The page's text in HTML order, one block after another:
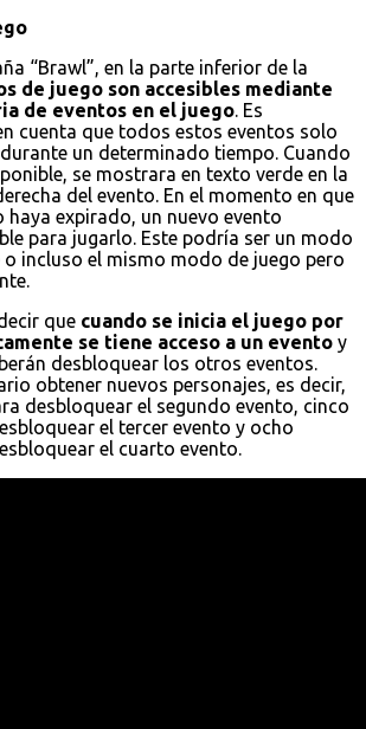
“Brawl”, en la parte inferior de la
de juego son accesibles mediante
de eventos en el juego. Es
cuenta que todos estos eventos solo
un determinado tiempo. Cuando
se mostrara en texto verde en la
del evento. En el momento en que
haya expirado, un nuevo evento
para jugarlo. Este podría ser un modo
incluso el mismo modo de juego pero
que cuando se inicia el juego por
se tiene acceso a un evento y
desbloquear los otros eventos.
obtener nuevos personajes, es decir,
desbloquear el segundo evento, cinco
el tercer evento y ocho
el cuarto evento.